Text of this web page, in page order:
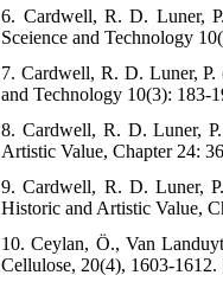
6. Cardwell, R. D. Luner,
Sceience and Technology
7. Cardwell, R. D. Luner, P.
and Technology 10(3): 183-
8. Cardwell, R. D. Luner,
Artistic Value, Chapter 24:
9. Cardwell, R. D. Luner,
Historic and Artistic Value,
10. Ceylan, Ö., Van
Cellulose, 20(4), 1603-1612.